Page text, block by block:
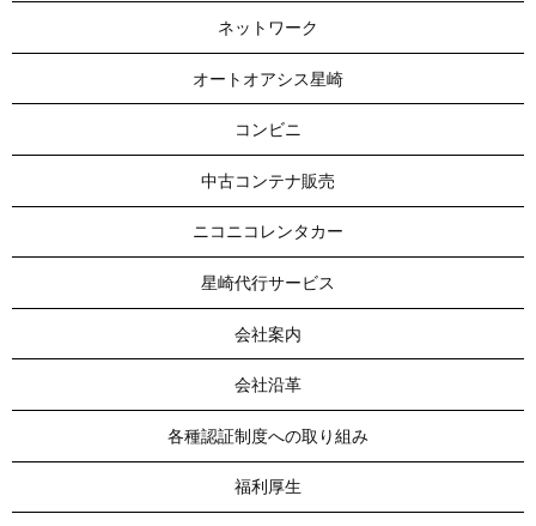
ネットワーク
オートオアシス星崎
コンビニ
中古コンテナ販売
ニコニコレンタカー
星崎代行サービス
会社案内
会社沿革
各種認証制度への取り組み
福利厚生